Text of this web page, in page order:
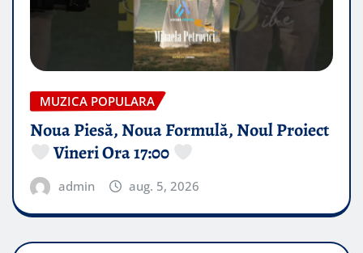
MUZICA POPULARA
Noua Piesă, Noua Formulă, Noul Proiect
Vineri Ora 17:00
admin aug. 5, 2026